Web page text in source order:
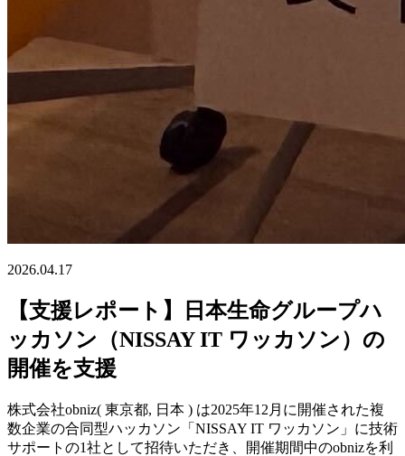
2026.04.17
【支援レポート】日本生命グループハ
ッカソン（NISSAY IT ワッカソン）の
開催を支援
株式会社obniz( 東京都, 日本 ) は2025年12月に開催された複
数企業の合同型ハッカソン「NISSAY IT ワッカソン」に技術
サポートの1社として招待いただき、開催期間中のobnizを利